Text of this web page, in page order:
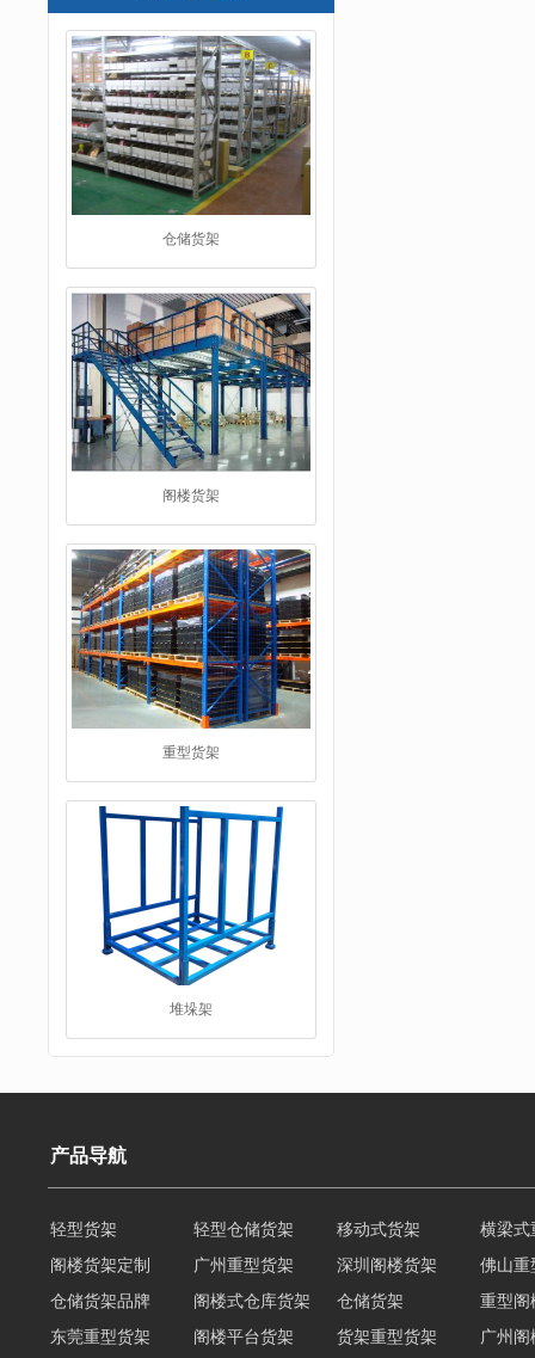
仓储货架
阁楼货架
重型货架
堆垛架
工字钢平台
产品导航
轻型货架 轻型仓储货架 移动式货架
横梁式
阁楼货架定制
广州重型货架 深圳阁楼货架
佛山重
仓储货架品牌
阁楼式仓库货架 仓储货架
重型阁
东莞重型货架
阁楼平台货架 货架重型货架 广州